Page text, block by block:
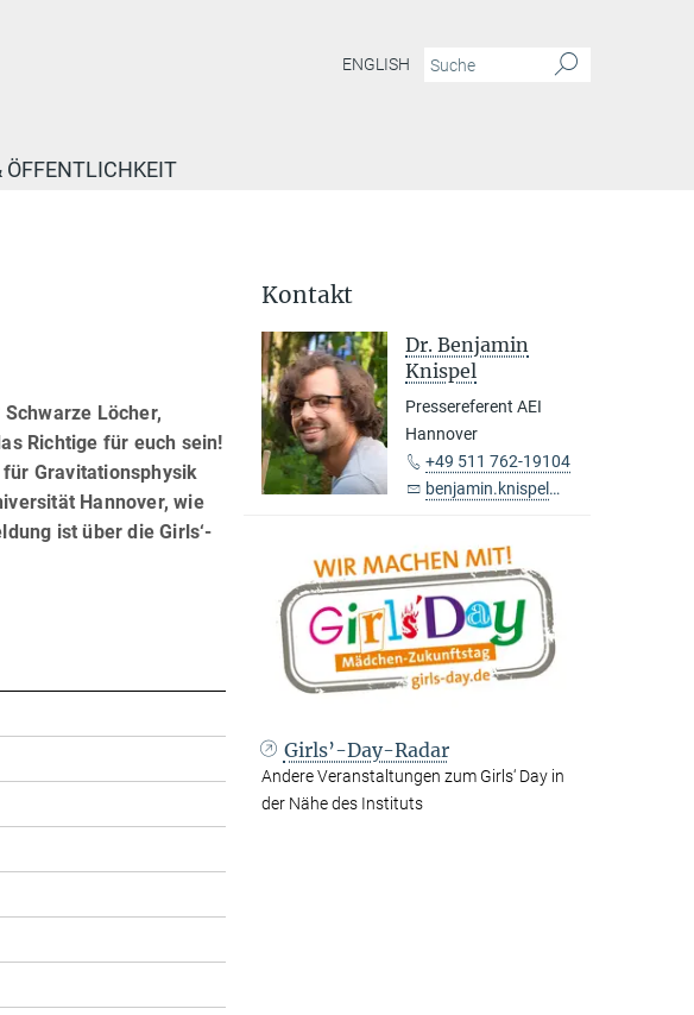
ENGLISH
ÖFFENTLICHKEIT
Löcher,
Richtige für euch sein!
Gravitationsphysik
Hannover, wie
ist über die Girls‘-
Kontakt
Dr. Benjamin
Knispel
Pressereferent AEI
Hannover
+49 511 762-19104
benjamin.knispel@...
Girls’-Day-Radar
Andere Veranstaltungen zum Girls‘ Day in
der Nähe des Instituts